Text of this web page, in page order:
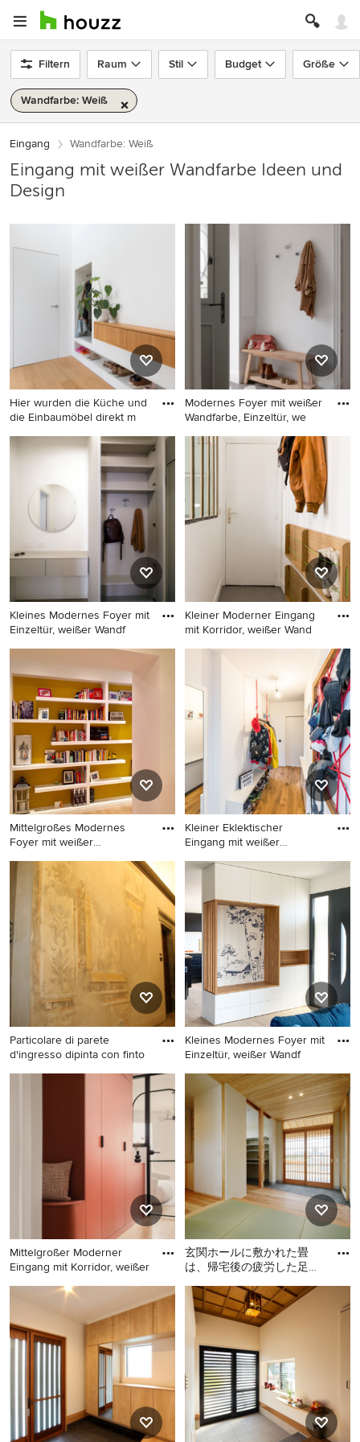
Filtern Raum Stil Budget Größe
Wandfarbe: Weiß
Eingang Wandfarbe: Weiß
Eingang mit weißer Wandfarbe Ideen und
Design
Hier wurden die Küche und
die Einbaumöbel direkt m
Mittelgroßer Moderner
Eingang mit Korridor, weißer
Wandfarbe, hellem
Holzboden, Einzeltür, weißer
Haustür und beigem Boden
in Stuttgart
Modernes Foyer mit weißer
Wandfarbe, Einzeltür, we
Modernes Foyer mit weißer
Wandfarbe, Einzeltür, weißer
Haustür und buntem Boden
Kleines Modernes Foyer mit
Einzeltür, weißer Wandf
Kleines Modernes Foyer mit
Einzeltür, weißer Wandfarbe,
Porzellan-Bodenfliesen,
brauner Haustür und
braunem Boden in Venedig
Kleiner Moderner Eingang
mit Korridor, weißer Wand
Kleiner Moderner Eingang
Wandfarbe, Betonboden,
Einzeltür, weißer Haustür
und grauem Boden in Paris
Mittelgroßes Modernes
Foyer mit weißer
Mittelgroßes Modernes
Foyer mit weißer Wandfarbe,
Porzellan-Bodenfliesen,
Doppeltür, weißer Haustür
und beigem Boden in Rom
Kleiner Eklektischer
Eingang mit weißer
Kleiner Eklektischer Eingang
mit weißer Wandfarbe,
Korridor, braunem
Holzboden, Einzeltür, weißer
Haustür und braunem Boden
in Köln
Particolare di parete
d'ingresso dipinta con finto
Großes Klassisches Foyer mit
Backsteinboden, Doppeltür
Kleines Modernes Foyer mit
Einzeltür, weißer Wandf
Kleines Modernes Foyer mit
Einzeltür, weißer Wandfarbe,
hellem Holzboden,
schwarzer Haustür und
beigem Boden
Mittelgroßer Moderner
Eingang mit Korridor, weißer
Mittelgroßer Moderner
Eingang mit Korridor, weißer
Wandfarbe, hellem
Holzboden und braunem
玄関ホールに敷かれた畳
は、帰宅後の疲労した足を
ースになりました。 ホール
の先
Großer Eingang mit Korridor,
weißer Wandfarbe, Tatami-
Boden, Schiebetür,
hellbrauner Holzhaustür,
grünem Boden, Holzdecke
und Tapetenwänden in
Sonstige